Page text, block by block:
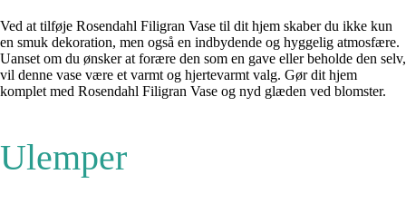
Ved at tilføje Rosendahl Filigran Vase til dit hjem skaber du ikke kun
en smuk dekoration, men også en indbydende og hyggelig atmosfære.
Uanset om du ønsker at forære den som en gave eller beholde den selv,
vil denne vase være et varmt og hjertevarmt valg. Gør dit hjem
komplet med Rosendahl Filigran Vase og nyd glæden ved blomster.
Ulemper